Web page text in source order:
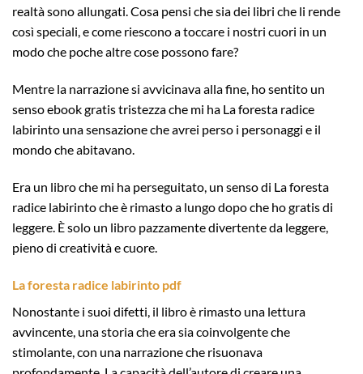
realtà sono allungati. Cosa pensi che sia dei libri che li rende
così speciali, e come riescono a toccare i nostri cuori in un
modo che poche altre cose possono fare?
Mentre la narrazione si avvicinava alla fine, ho sentito un
senso ebook gratis tristezza che mi ha La foresta radice
labirinto una sensazione che avrei perso i personaggi e il
mondo che abitavano.
Era un libro che mi ha perseguitato, un senso di La foresta
radice labirinto che è rimasto a lungo dopo che ho gratis di
leggere. È solo un libro pazzamente divertente da leggere,
pieno di creatività e cuore.
La foresta radice labirinto pdf
Nonostante i suoi difetti, il libro è rimasto una lettura
avvincente, una storia che era sia coinvolgente che
stimolante, con una narrazione che risuonava